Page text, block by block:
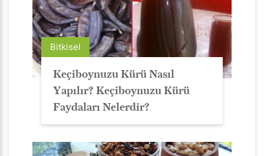
Bitkisel
Keçiboynuzu Kürü Nasıl
Yapılır? Keçiboynuzu Kürü
Faydaları Nelerdir?